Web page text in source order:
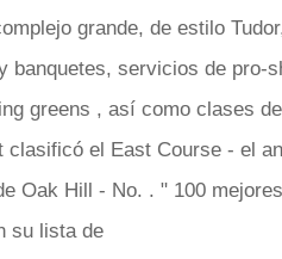
grande, de estilo
banquetes, servicios de pro-
greens , así como clases
clasificó el East Course - el
Oak Hill - No. . " 100
su lista de